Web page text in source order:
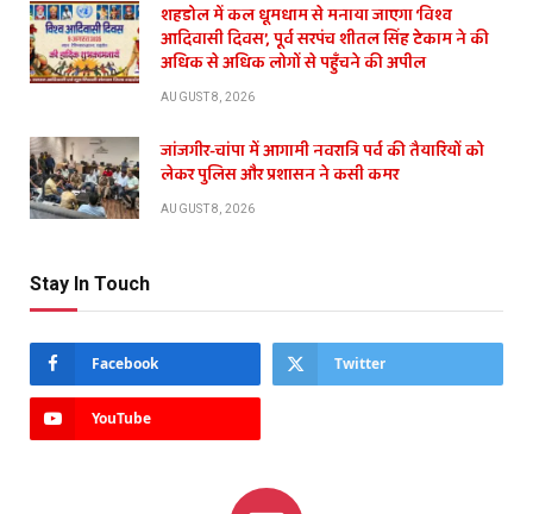
शहडोल में कल धूमधाम से मनाया जाएगा ‘विश्व
आदिवासी दिवस’, पूर्व सरपंच शीतल सिंह टेकाम ने की
अधिक से अधिक लोगों से पहुँचने की अपील
AUGUST 8, 2026
जांजगीर-चांपा में आगामी नवरात्रि पर्व की तैयारियों को
लेकर पुलिस और प्रशासन ने कसी कमर
AUGUST 8, 2026
Stay In Touch
Facebook Twitter
YouTube